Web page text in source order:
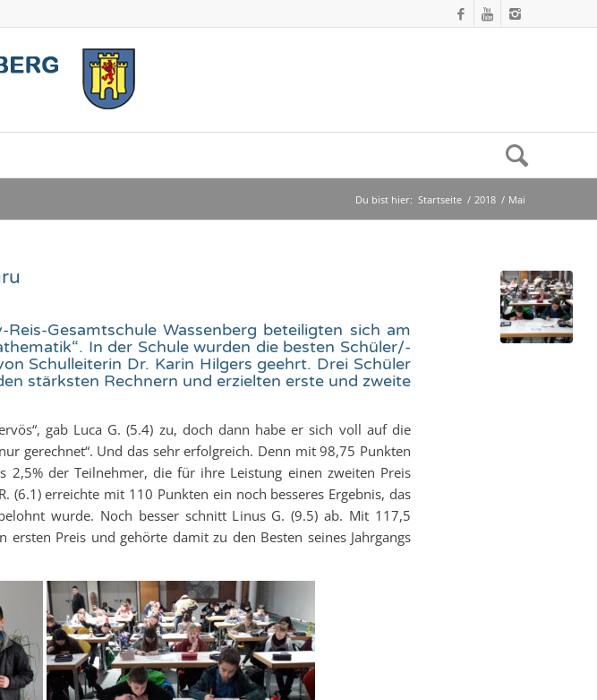
Du bist hier: Startseite / 2018 / Mai
Gesamtschule Wassenberg beteiligten sich am
In der Schule wurden die besten Schüler/-
Schulleiterin Dr. Karin Hilgers geehrt. Drei Schüler
stärksten Rechnern und erzielten erste und zweite
gab Luca G. (5.4) zu, doch dann habe er sich voll auf die
gerechnet“. Und das sehr erfolgreich. Denn mit 98,75 Punkten
2,5% der Teilnehmer, die für ihre Leistung einen zweiten Preis
(6.1) erreichte mit 110 Punkten ein noch besseres Ergebnis, das
wurde. Noch besser schnitt Linus G. (9.5) ab. Mit 117,5
ersten Preis und gehörte damit zu den Besten seines Jahrgangs